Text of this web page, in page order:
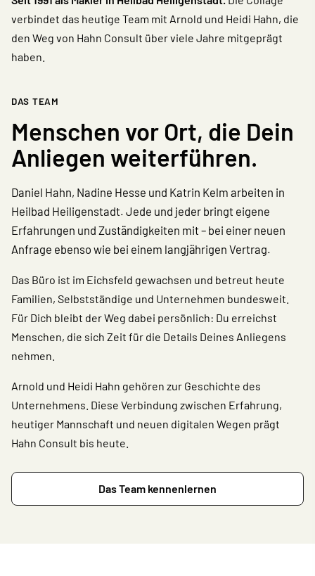
verbindet das heutige Team mit Arnold und Heidi Hahn, die
den Weg von Hahn Consult über viele Jahre mitgeprägt
haben.
DAS TEAM
Menschen vor Ort, die Dein
Anliegen weiterführen.
Daniel Hahn, Nadine Hesse und Katrin Kelm arbeiten in
Heilbad Heiligenstadt. Jede und jeder bringt eigene
Erfahrungen und Zuständigkeiten mit – bei einer neuen
Anfrage ebenso wie bei einem langjährigen Vertrag.
Das Büro ist im Eichsfeld gewachsen und betreut heute
Familien, Selbstständige und Unternehmen bundesweit.
Für Dich bleibt der Weg dabei persönlich: Du erreichst
Menschen, die sich Zeit für die Details Deines Anliegens
nehmen.
Arnold und Heidi Hahn gehören zur Geschichte des
Unternehmens. Diese Verbindung zwischen Erfahrung,
heutiger Mannschaft und neuen digitalen Wegen prägt
Hahn Consult bis heute.
Das Team kennenlernen